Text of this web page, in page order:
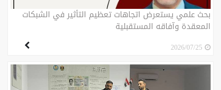
بحث علمي يستعرض اتجاهات تعظيم التأثير في الشبكات
المعقدة وآفاقه المستقبلية
2026/07/25